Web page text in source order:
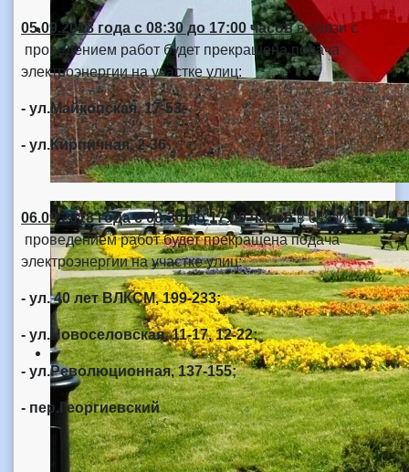
05.09.2018 года с 08:30 до 17:00 часовв связи с
проведением работ будет прекращена подача
электроэнергии на участке улиц:
- ул.Майкопская, 17-53;
- ул.Кирпичная, 2-36
06.09.2018 годас 08:30 до 17:00 часовв связи с
проведением работ будет прекращена подача
электроэнергии на участке улиц:
- ул. 40 лет ВЛКСМ, 199-233;
- ул.Новоселовская, 11-17, 12-22;
- ул.Революционная, 137-155;
- пер.Георгиевский